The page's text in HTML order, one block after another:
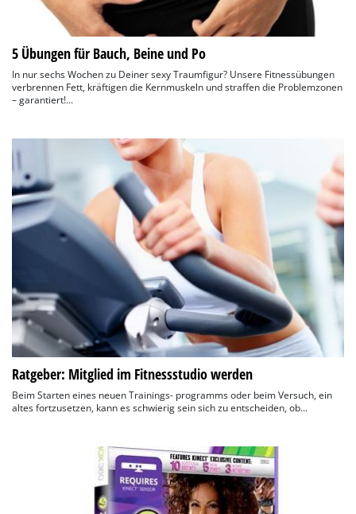
5 Übungen für Bauch, Beine und Po
In nur sechs Wochen zu Deiner sexy Traumfigur? Unsere Fitnessübungen
verbrennen Fett, kräftigen die Kernmuskeln und straffen die Problemzonen
– garantiert!...
Ratgeber: Mitglied im Fitnessstudio werden
Beim Starten eines neuen Trainings- programms oder beim Versuch, ein
altes fortzusetzen, kann es schwierig sein sich zu entscheiden, ob...